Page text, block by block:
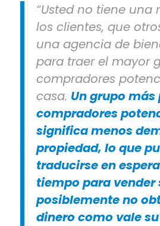
“Usted no tiene una
los clientes, que
una agencia de
para traer el mayor
compradores
casa. Un grupo más
compradores
significa menos
propiedad, lo que
traducirse en
tiempo para vender
posiblemente no
dinero como vale